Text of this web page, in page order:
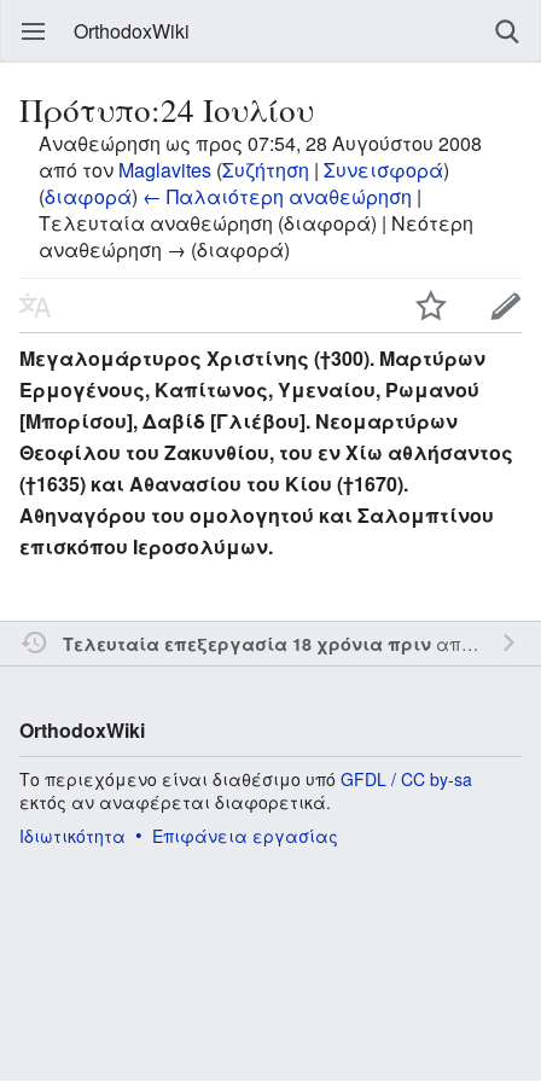
OrthodoxWiki
Πρότυπο:24 Ιουλίου
Αναθεώρηση ως προς 07:54, 28 Αυγούστου 2008
από τον Maglavites (Συζήτηση | Συνεισφορά)
(διαφορά) ← Παλαιότερη αναθεώρηση |
Τελευταία αναθεώρηση (διαφορά) | Νεότερη
αναθεώρηση → (διαφορά)
Μεγαλομάρτυρος Χριστίνης (†300). Μαρτύρων
Ερμογένους, Καπίτωνος, Υμεναίου, Ρωμανού
[Μπορίσου], Δαβίδ [Γλιέβου]. Νεομαρτύρων
Θεοφίλου του Ζακυνθίου, του εν Χίω αθλήσαντος
(†1635) και Αθανασίου του Κίου (†1670).
Αθηναγόρου του ομολογητού και Σαλομπτίνου
επισκόπου Ιεροσολύμων.
Τελευταία επεξεργασία 18 χρόνια πριναπό τον την
OrthodoxWiki
Το περιεχόμενο είναι διαθέσιμο υπό GFDL / CC by-sa
εκτός αν αναφέρεται διαφορετικά.
Ιδιωτικότητα
Επιφάνεια εργασίας